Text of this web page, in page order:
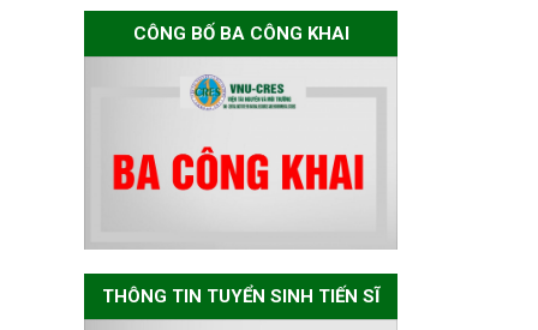
tạo tiến sĩ chuyên
ngành Môi trường
và phát triển bền
vững đợt 1 năm
Mine and
CÔNG BỐ BA CÔNG KHAI
THÔNG TIN TUYỂN SINH TIẾN SĨ